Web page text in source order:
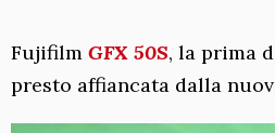
Fujifilm GFX 50S, la prima
presto affiancata dalla